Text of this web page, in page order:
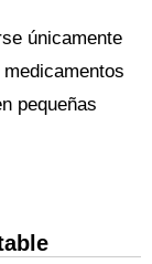
únicamente
pequeñas